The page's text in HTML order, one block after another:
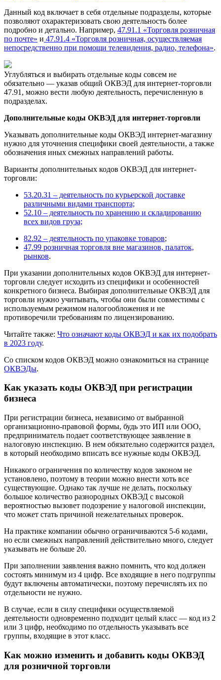
Данный код включает в себя отдельные подразделы, которые
позволяют охарактеризовать свою деятельность более
подробно и детально. Например, 47.91.1 «Торговля розничная
по почте» и 47.91.4 «Торговля розничная, осуществляемая
непосредственно при помощи телевидения, радио, телефона».
Углубляться и выбирать отдельные коды совсем не
обязательно — указав общий ОКВЭД для интернет-торговли
47.91, можно вести любую деятельность, перечисленную в
подразделах.
Дополнительные коды ОКВЭД для интернет-торговли
Указывать дополнительные коды ОКВЭД интернет-магазину
нужно для уточнения специфики своей деятельности, а также
обозначения иных смежных направлений работы.
Варианты дополнительных кодов ОКВЭД для интернет-
торговли:
53.20.31 – деятельность по курьерской доставке
различными видами транспорта;
52.10 – деятельность по хранению и складированию
всех видов груза;
82.92 – деятельность по упаковке товаров;
47.99 розничная торговля вне магазинов, палаток,
рынков.
При указании дополнительных кодов ОКВЭД для интернет-
торговли следует исходить из специфики и особенностей
конкретного бизнеса. Выбирая дополнительные ОКВЭД для
торговли нужно учитывать, чтобы они были совместимы с
используемым режимом налогообложения и не
противоречили требованиям по лицензированию.
Читайте также: Что означают коды ОКВЭД и как их подобрать
в 2023 году.
Со списком кодов ОКВЭД можно ознакомиться на странице
ОКВЭДы.
Как указать коды ОКВЭД при регистрации
бизнеса
При регистрации бизнеса, независимо от выбранной
организационно-правовой формы, будь это ИП или ООО,
предприниматель подает соответствующее заявление в
налоговую инспекцию. В нем обязательно содержится раздел,
в который необходимо вписать все нужные коды ОКВЭД.
Никакого ограничения по количеству кодов законом не
установлено, поэтому в теории можно внести хоть все
существующие. Однако так лучше не делать, поскольку
большое количество разнородных ОКВЭД с высокой
вероятностью вызовет подозрение у налоговой инспекции,
что может стать причиной нежелательных проверок.
На практике компании обычно ограничиваются 5-6 кодами,
но если смежных направлений действительно много, следует
указывать не больше 20.
При заполнении заявления важно помнить, что код должен
состоять минимум из 4 цифр. Все входящие в него подгруппы
будут включены автоматически, поэтому перечислять их по
отдельности не нужно.
В случае, если в силу специфики осуществляемой
деятельности одновременно подходит целый класс — код из 2
или 3 цифр, необходимо по отдельность указывать все
группы, входящие в этот класс.
Как можно изменить и добавить коды ОКВЭД
для розничной торговли